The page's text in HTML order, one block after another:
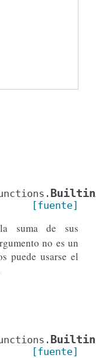
[fuente]
suma de sus
no es un
puede usarse el
[fuente]